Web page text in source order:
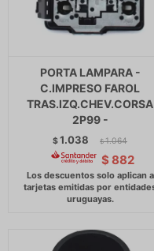
PORTA LAMPARA -
C.IMPRESO FAROL
TRAS.IZQ.CHEV.CORSA
2P99 -
$1.038 $ 1.064
$ 882